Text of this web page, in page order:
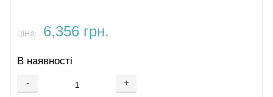
ЦІНА: 6,356 грн.
В наявності
- +